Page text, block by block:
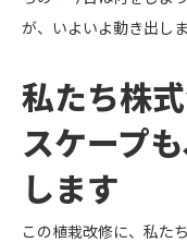
が、いよいよ動き出しま
私たち株
スケープ
します
この植栽改修に、私た